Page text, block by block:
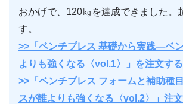
おかげで、120㎏を達成できました。
す。
>>「ベンチプレス 基礎から実践―ベ
よりも強くなる〈vol.1〉」を注文する
>>「ベンチプレス フォームと補助種
スが誰よりも強くなる〈vol.2〉」注